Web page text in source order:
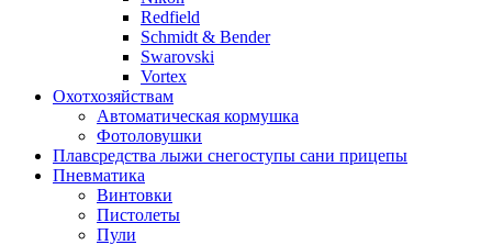
Redfield
Schmidt & Bender
Swarovski
Vortex
Охотхозяйствам
Автоматическая кормушка
Фотоловушки
Плавсредства лыжи снегоступы сани прицепы
Пневматика
Винтовки
Пистолеты
Пули